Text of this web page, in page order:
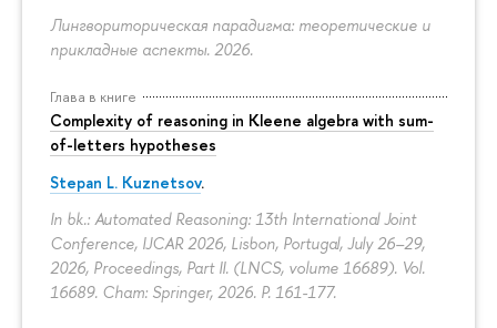
Лингвориторическая парадигма: теоретические и
прикладные аспекты. 2026.
Глава в книге
Complexity of reasoning in Kleene algebra with sum-
of-letters hypotheses
Stepan L. Kuznetsov.
In bk.: Automated Reasoning: 13th International Joint
Conference, IJCAR 2026, Lisbon, Portugal, July 26–29,
2026, Proceedings, Part II. (LNCS, volume 16689). Vol.
16689. Cham: Springer, 2026. P. 161-177.